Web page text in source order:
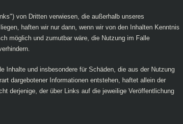
von Dritten verwiesen, die außerhalb unseres
haften wir nur dann, wenn wir von den Inhalten Kenntnis
möglich und zumutbar wäre, die Nutzung im Falle
Inhalte und insbesondere für Schäden, die aus der Nutzung
dargebotener Informationen entstehen, haftet allein der
derjenige, der über Links auf die jeweilige Veröffentlichung